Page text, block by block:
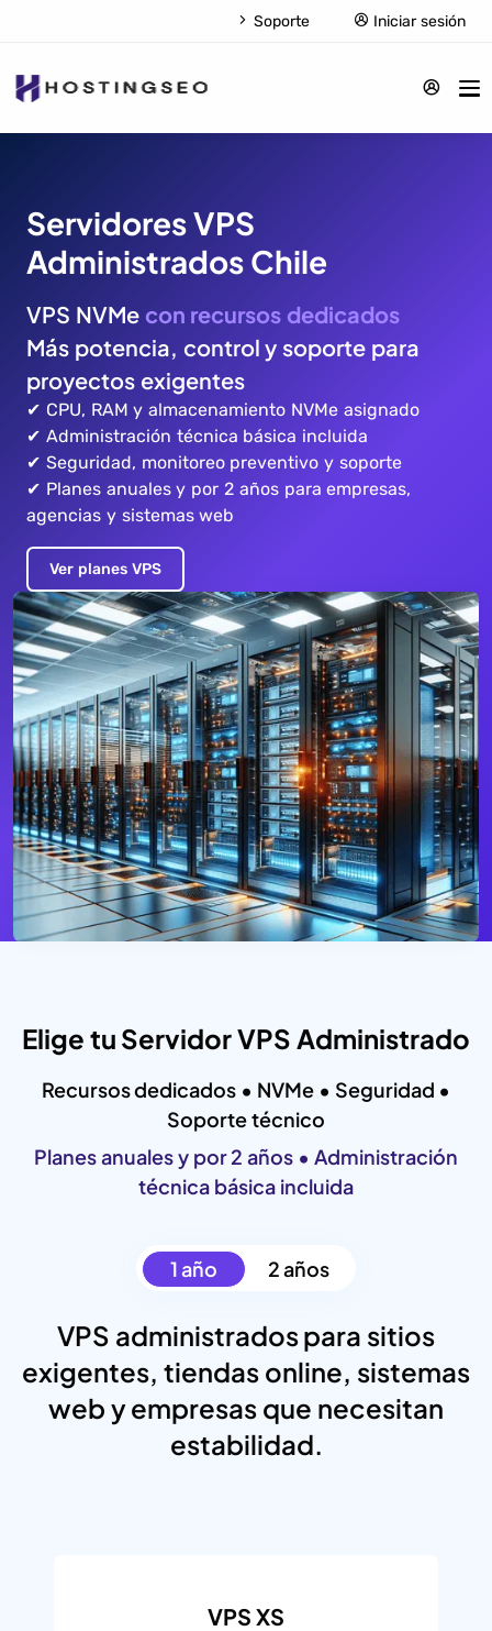
Soporte Iniciar sesión
Servidores VPS
Administrados Chile
VPS NVMe con recursos dedicados
Más potencia, control y soporte para
proyectos exigentes
✔ CPU, RAM y almacenamiento NVMe asignado
✔ Administración técnica básica incluida
✔ Seguridad, monitoreo preventivo y soporte
✔ Planes anuales y por 2 años para empresas,
agencias y sistemas web
Ver planes VPS
Elige tu Servidor VPS Administrado
Recursos dedicados • NVMe • Seguridad •
Soporte técnico
Planes anuales y por 2 años • Administración
técnica básica incluida
1 año 2 años
VPS administrados para sitios
exigentes, tiendas online, sistemas
web y empresas que necesitan
estabilidad.
VPS XS